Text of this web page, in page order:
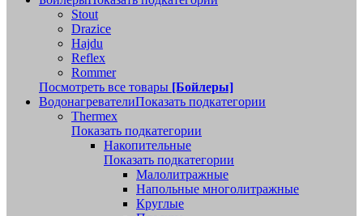
Stout
Drazice
Hajdu
Reflex
Rommer
Посмотреть все товары [Бойлеры]
ВодонагревателиПоказать подкатегории
Thermex
Показать подкатегории
Накопительные
Показать подкатегории
Малолитражные
Напольные многолитражные
Круглые